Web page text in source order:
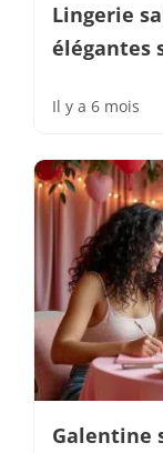
Lingerie
élégantes
Il y a 6 mois
Galentine